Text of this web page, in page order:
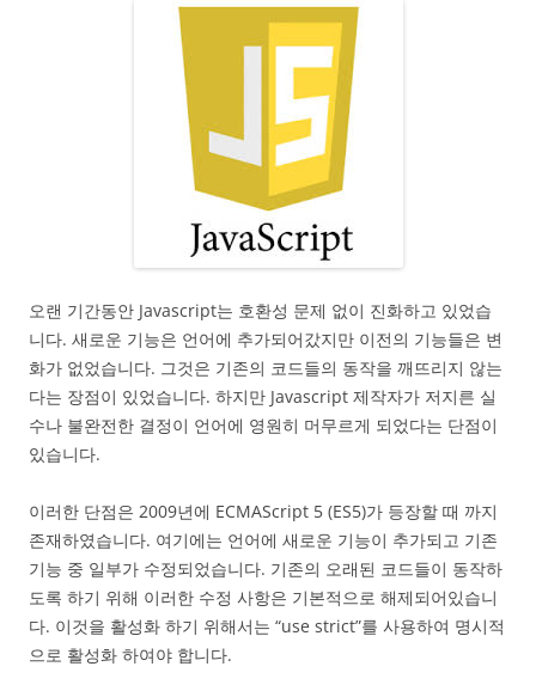
오랜 기간동안 Javascript는 호환성 문제 없이 진화하고 있었습
니다. 새로운 기능은 언어에 추가되어갔지만 이전의 기능들은 변
화가 없었습니다. 그것은 기존의 코드들의 동작을 깨뜨리지 않는
다는 장점이 있었습니다. 하지만 Javascript 제작자가 저지른 실
수나 불완전한 결정이 언어에 영원히 머무르게 되었다는 단점이
있습니다.
이러한 단점은 2009년에 ECMAScript 5 (ES5)가 등장할 때 까지
존재하였습니다. 여기에는 언어에 새로운 기능이 추가되고 기존
기능 중 일부가 수정되었습니다. 기존의 오래된 코드들이 동작하
도록 하기 위해 이러한 수정 사항은 기본적으로 해제되어있습니
다. 이것을 활성화 하기 위해서는 “use strict”를 사용하여 명시적
으로 활성화 하여야 합니다.